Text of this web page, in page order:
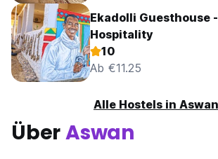
Ekadolli Guesthouse
Hospitality
10
Ab €11.25
Alle Hostels in
ÜberAswan